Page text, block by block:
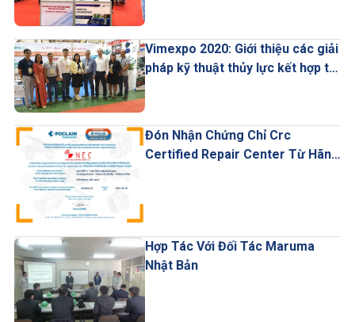
Vimexpo 2020: Giới thiệu các giải
pháp kỹ thuật thủy lực kết hợp tự
động hóa
Đón Nhận Chứng Chỉ Crc
Certified Repair Center Từ Hãng
Hợp Tác Với Đối Tác Maruma
Nhật Bản